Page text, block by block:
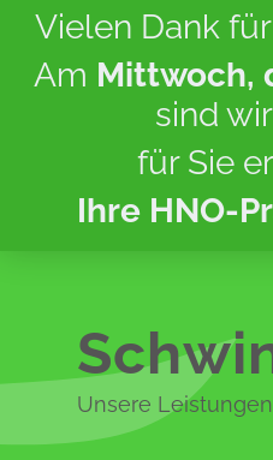
Vielen Dank
Am Mittwoch,
sind
für Sie
Ihre HNO-
Unsere Leistungen